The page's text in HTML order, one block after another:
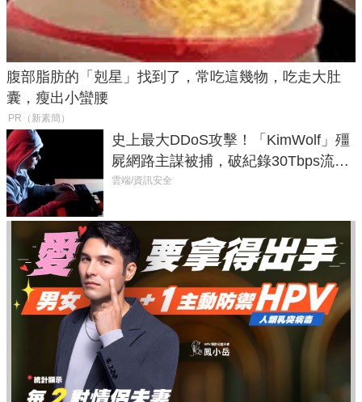
腹部脂肪的「剋星」找到了，常吃這幾物，吃走大肚
囊，瘦出小蠻腰
PR（新素簡）
史上最大DDoS攻擊！「KimWolf」殭
屍網路主謀被捕，破紀錄30Tbps流量
癱瘓全球！
雲端/資訊安全